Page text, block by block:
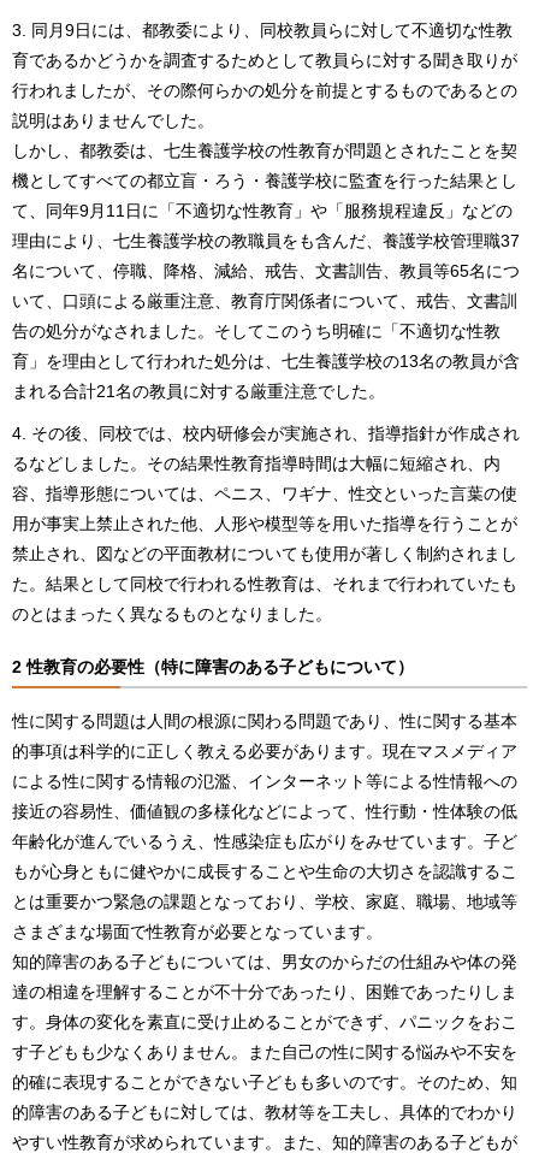
同月9日には、都教委により、同校教員らに対して不適切な性教
育であるかどうかを調査するためとして教員らに対する聞き取りが
行われましたが、その際何らかの処分を前提とするものであるとの
説明はありませんでした。
しかし、都教委は、七生養護学校の性教育が問題とされたことを契
機としてすべての都立盲・ろう・養護学校に監査を行った結果とし
て、同年9月11日に「不適切な性教育」や「服務規程違反」などの
理由により、七生養護学校の教職員をも含んだ、養護学校管理職37
名について、停職、降格、減給、戒告、文書訓告、教員等65名につ
いて、口頭による厳重注意、教育庁関係者について、戒告、文書訓
告の処分がなされました。そしてこのうち明確に「不適切な性教
育」を理由として行われた処分は、七生養護学校の13名の教員が含
まれる合計21名の教員に対する厳重注意でした。
その後、同校では、校内研修会が実施され、指導指針が作成され
るなどしました。その結果性教育指導時間は大幅に短縮され、内
容、指導形態については、ペニス、ワギナ、性交といった言葉の使
用が事実上禁止された他、人形や模型等を用いた指導を行うことが
禁止され、図などの平面教材についても使用が著しく制約されまし
た。結果として同校で行われる性教育は、それまで行われていたも
のとはまったく異なるものとなりました。
2 性教育の必要性（特に障害のある子どもについて）
性に関する問題は人間の根源に関わる問題であり、性に関する基本
的事項は科学的に正しく教える必要があります。現在マスメディア
による性に関する情報の氾濫、インターネット等による性情報への
接近の容易性、価値観の多様化などによって、性行動・性体験の低
年齢化が進んでいるうえ、性感染症も広がりをみせています。子ど
もが心身ともに健やかに成長することや生命の大切さを認識するこ
とは重要かつ緊急の課題となっており、学校、家庭、職場、地域等
さまざまな場面で性教育が必要となっています。
知的障害のある子どもについては、男女のからだの仕組みや体の発
達の相違を理解することが不十分であったり、困難であったりしま
す。身体の変化を素直に受け止めることができず、パニックをおこ
す子どもも少なくありません。また自己の性に関する悩みや不安を
的確に表現することができない子どもも多いのです。そのため、知
的障害のある子どもに対しては、教材等を工夫し、具体的でわかり
やすい性教育が求められています。また、知的障害のある子どもが